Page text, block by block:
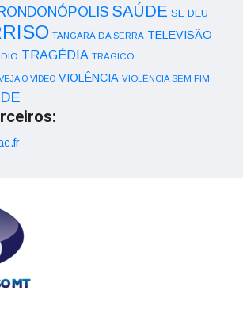
SAÚDE SE DEU
TANGARÁ DA SERRA TELEVISÃO
TRAGÉDIA TRÁGICO
O VÍDEO VIOLÊNCIA VIOLÊNCIA SEM FIM